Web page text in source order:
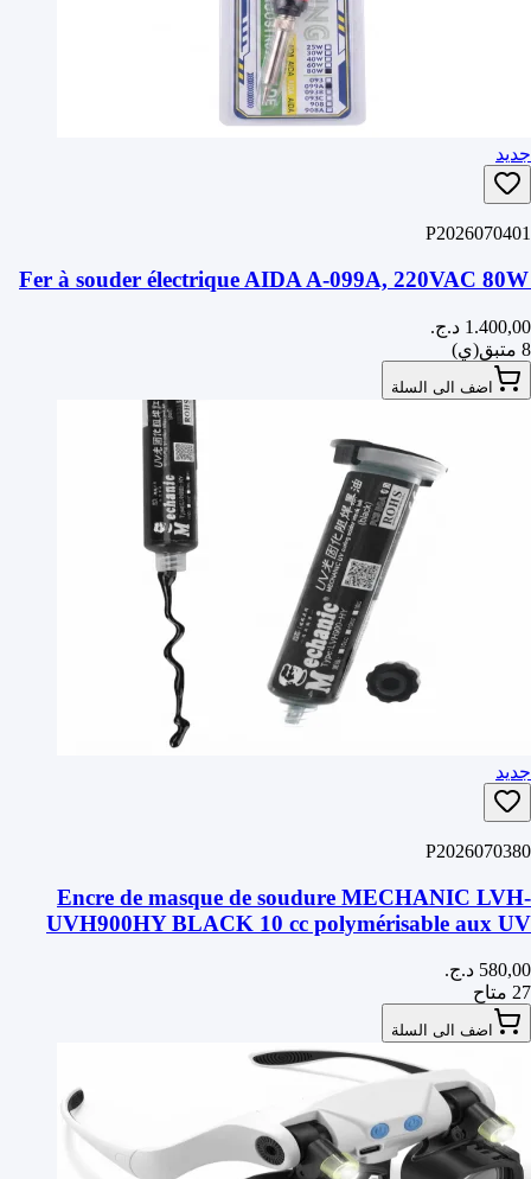
جديد
P2026070401
Fer à souder électrique AIDA A-099A, 220VAC 80W
8 متبق(ي)
اضف الى السلة
جديد
P2026070380
Encre de masque de soudure MECHANIC LVH-
UVH900HY BLACK 10 cc polymérisable aux UV
27 متاح
اضف الى السلة